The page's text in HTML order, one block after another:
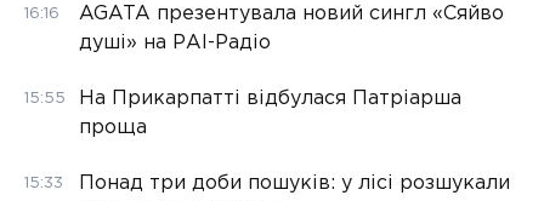
16:16
AGATA презентувала новий сингл «Сяйво
душі» на РАІ-Радіо
15:55
На Прикарпатті відбулася Патріарша
проща
15:33
Понад три доби пошуків: у лісі розшукали